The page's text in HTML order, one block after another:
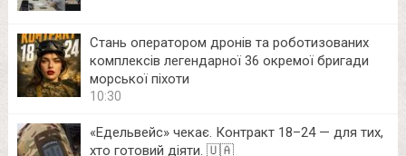
Стань оператором дронів та роботизованих
комплексів легендарної 36 окремої бригади
морської піхоти
10:30
«Едельвейс» чекає. Контракт 18–24 — для тих,
хто готовий діяти. 🇺🇦